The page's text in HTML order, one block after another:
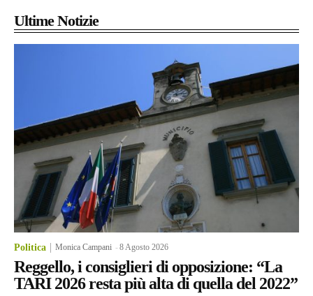
Ultime Notizie
Politica Monica Campani -8 Agosto 2026
Reggello, i consiglieri di opposizione: “La
TARI 2026 resta più alta di quella del 2022”